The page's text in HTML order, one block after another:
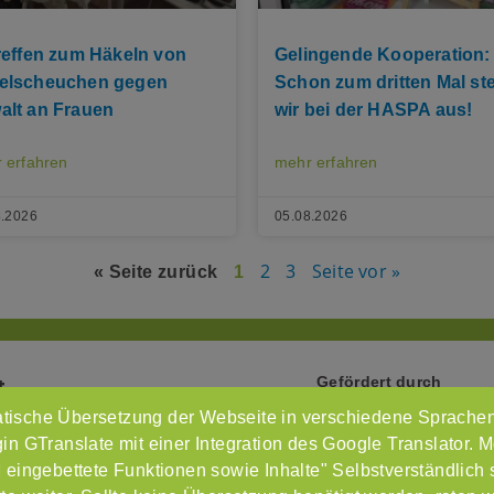
zum Häkeln von
gegen
an Frauen
erfahren
Gelingende Kooperation:
Schon zum dritten Mal
wir bei der HASPA aus!
mehr erfahren
05.08.2026
« Seite zurück 1 2 3 Seite vor »
Übersetzung der Webseite in verschiedene
GTranslate mit einer Integration des Google Translator.
Funktionen sowie Inhalte" Selbstverständlich
Gefördert durch